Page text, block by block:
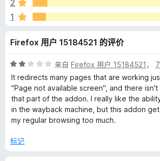
c
k
M
a
c
h
2
1
Firefox 用户 15184521 的评价
评
分
2
/
5
来自 Firefox 用户 15184521 ，
It redirects many pages that are working
"Page not available screen", and there
that part of the addon. I really like the
in the wayback machine, but this addon
my regular browsing too much.
标记